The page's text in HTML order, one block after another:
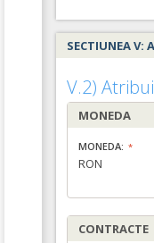
SECTIUNEA V:
V.2)
MONEDA
MONEDA:
RON
CONTRACTE